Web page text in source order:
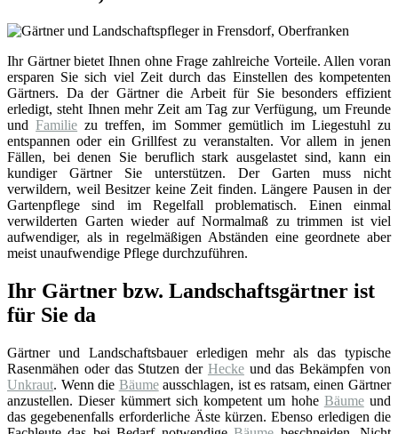
Ihr Gärtner bietet Ihnen ohne Frage zahlreiche Vorteile. Allen voran
ersparen Sie sich viel Zeit durch das Einstellen des kompetenten
Gärtners. Da der Gärtner die Arbeit für Sie besonders effizient
erledigt, steht Ihnen mehr Zeit am Tag zur Verfügung, um Freunde
undFamilie zu treffen, im Sommer gemütlich im Liegestuhl zu
entspannen oder ein Grillfest zu veranstalten. Vor allem in jenen
Fällen, bei denen Sie beruflich stark ausgelastet sind, kann ein
kundiger Gärtner Sie unterstützen. Der Garten muss nicht
verwildern, weil Besitzer keine Zeit finden. Längere Pausen in der
Gartenpflege sind im Regelfall problematisch. Einen einmal
verwilderten Garten wieder auf Normalmaß zu trimmen ist viel
aufwendiger, als in regelmäßigen Abständen eine geordnete aber
meist unaufwendige Pflege durchzuführen.
Ihr Gärtner bzw. Landschaftsgärtner ist
für Sie da
Gärtner und Landschaftsbauer erledigen mehr als das typische
Rasenmähen oder das Stutzen der Heckeund das Bekämpfen von
Unkraut. Wenn die Bäumeausschlagen, ist es ratsam, einen Gärtner
anzustellen. Dieser kümmert sich kompetent um hohe Bäumeund
das gegebenenfalls erforderliche Äste kürzen. Ebenso erledigen die